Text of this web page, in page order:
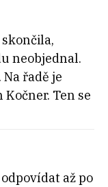
neobjednal.
řadě je
Ten se
až po